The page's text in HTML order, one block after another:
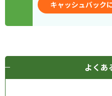
キャッシュバック
よくあ